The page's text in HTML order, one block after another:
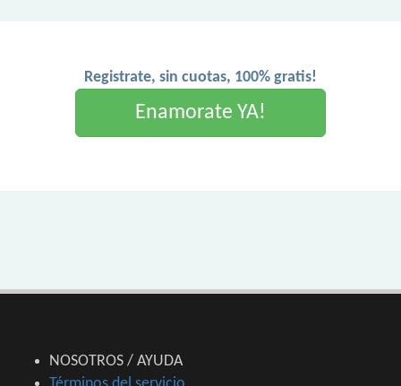
Registrate, sin cuotas, 100% gratis!
Enamorate YA!
NOSOTROS / AYUDA